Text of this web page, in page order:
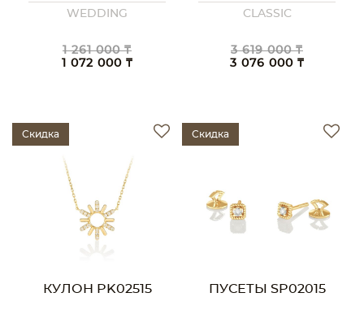
WEDDING
1 261 000 ₸
1 072 000 ₸
CLASSIC
3 619 000 ₸
3 076 000 ₸
Скидка
КУЛОН PK02515
Скидка
ПУСЕТЫ SP02015